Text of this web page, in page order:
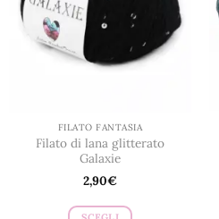
FILATO FANTASIA
Filato di lana glitterato
Galaxie
2,90€